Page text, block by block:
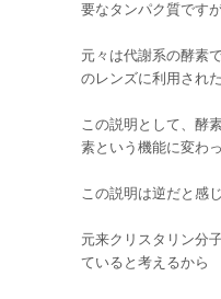
要なタンパク質です
元々は代謝系の酵素
のレンズに利用され
この説明として、酵
素という機能に変わ
この説明は逆だと感じ
元来クリスタリン分
ていると考えるから